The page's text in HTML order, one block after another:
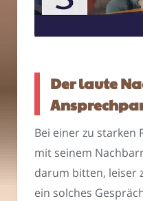
Der laute
Bei einer zu starken
mit seinem
darum bitten, leiser
ein solches